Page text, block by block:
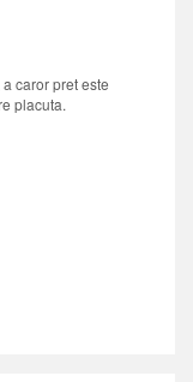
caror pret este
placuta.